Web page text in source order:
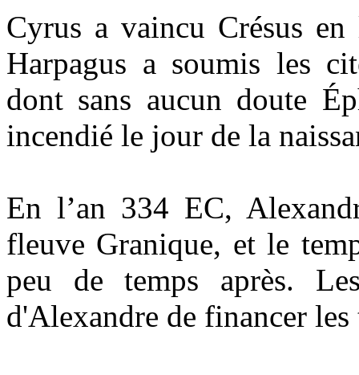
Cyrus a vaincu Crésus
Harpagus a soumis les
dont sans aucun doute
incendié le jour de la
En l’an 334 EC,
fleuve Granique, et le
peu de temps après.
d'Alexandre de financer